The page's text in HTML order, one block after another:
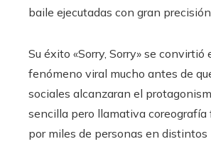
baile ejecutadas con gran precisión.
Su éxito «Sorry, Sorry» se convirtió
fenómeno viral mucho antes de
sociales alcanzaran el
sencilla pero llamativa coreografía
por miles de personas en distintos